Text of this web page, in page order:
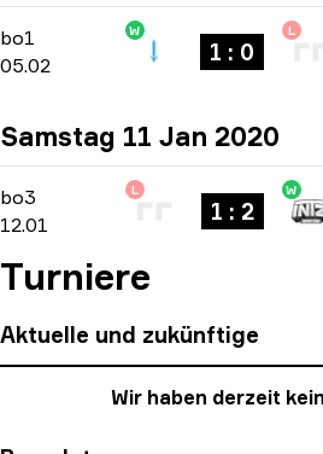
bo1 North America Open Qualifier 2
05.02
W
1 : 0
L
Samstag 11 Jan 2020
bo3 North American Open Qualifier
12.01
L
1 : 2
W
Turniere
Aktuelle und zukünftige
Wir haben derzeit